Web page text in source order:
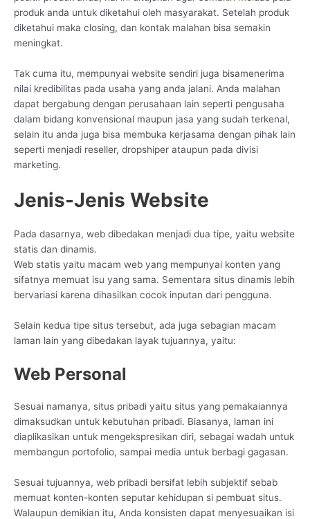
produk anda untuk diketahui oleh masyarakat. Setelah produk
diketahui maka closing, dan kontak malahan bisa semakin
meningkat.
Tak cuma itu, mempunyai website sendiri juga bisamenerima
nilai kredibilitas pada usaha yang anda jalani. Anda malahan
dapat bergabung dengan perusahaan lain seperti pengusaha
dalam bidang konvensional maupun jasa yang sudah terkenal,
selain itu anda juga bisa membuka kerjasama dengan pihak lain
seperti menjadi reseller, dropshiper ataupun pada divisi
marketing.
Jenis-Jenis Website
Pada dasarnya, web dibedakan menjadi dua tipe, yaitu website
statis dan dinamis.
Web statis yaitu macam web yang mempunyai konten yang
sifatnya memuat isu yang sama. Sementara situs dinamis lebih
bervariasi karena dihasilkan cocok inputan dari pengguna.
Selain kedua tipe situs tersebut, ada juga sebagian macam
laman lain yang dibedakan layak tujuannya, yaitu:
Web Personal
Sesuai namanya, situs pribadi yaitu situs yang pemakaiannya
dimaksudkan untuk kebutuhan pribadi. Biasanya, laman ini
diaplikasikan untuk mengekspresikan diri, sebagai wadah untuk
membangun portofolio, sampai media untuk berbagi gagasan.
Sesuai tujuannya, web pribadi bersifat lebih subjektif sebab
memuat konten-konten seputar kehidupan si pembuat situs.
Walaupun demikian itu, Anda konsisten dapat menyesuaikan isi